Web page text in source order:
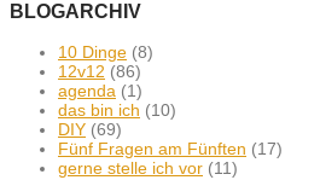
BLOGARCHIV
10 Dinge (8)
12v12 (86)
agenda (1)
das bin ich (10)
DIY (69)
Fünf Fragen am Fünften (17)
gerne stelle ich vor (11)